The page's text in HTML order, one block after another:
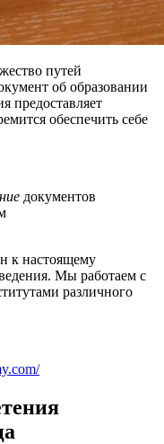
путей
об образовании
предоставляет
обеспечить себе
документов
к настоящему
Мы работаем с
различного